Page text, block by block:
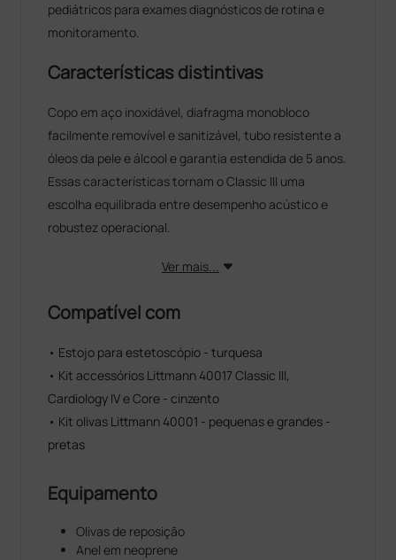
pediátricos para exames diagnósticos de rotina e
monitoramento.
Características distintivas
Copo em aço inoxidável, diafragma monobloco
facilmente removível e sanitizável, tubo resistente a
óleos da pele e álcool e garantia estendida de 5 anos.
Essas características tornam o Classic III uma
escolha equilibrada entre desempenho acústico e
robustez operacional.
Ver mais...
Compatível com
• Estojo para estetoscópio - turquesa
• Kit accessórios Littmann 40017 Classic III,
Cardiology IV e Core - cinzento
• Kit olivas Littmann 40001 - pequenas e grandes -
pretas
Equipamento
Olivas de reposição
Anel em neoprene